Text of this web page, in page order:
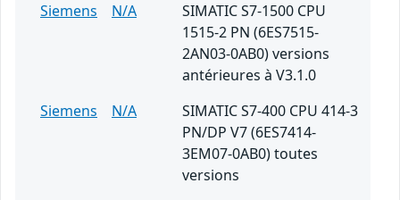
Siemens
N/A
SIMATIC S7-1500 CPU
1515-2 PN (6ES7515-
2AN03-0AB0) versions
antérieures à V3.1.0
Siemens
N/A
SIMATIC S7-400 CPU 414-3
PN/DP V7 (6ES7414-
3EM07-0AB0) toutes
versions